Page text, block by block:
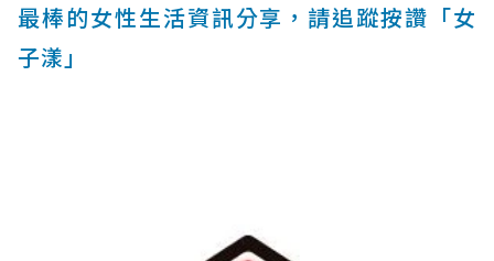
最棒的女性生活資訊分享，請追蹤按讚「女
子漾」